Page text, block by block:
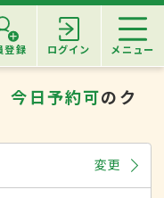
登録 ログイン メニュー
今日予約可のク
変更